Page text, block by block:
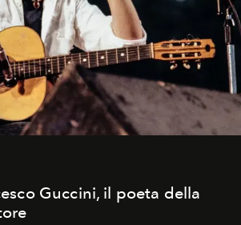
Guccini, il poeta della